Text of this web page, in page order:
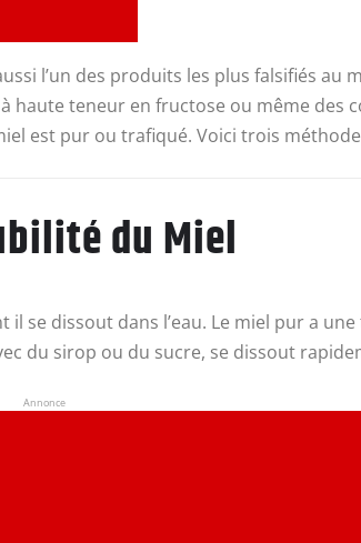
l’un des produits les plus falsifiés au
teneur en fructose ou même des
est pur ou trafiqué. Voici trois
du Miel
se dissout dans l’eau. Le miel pur a
du sirop ou du sucre, se dissout
Annonce